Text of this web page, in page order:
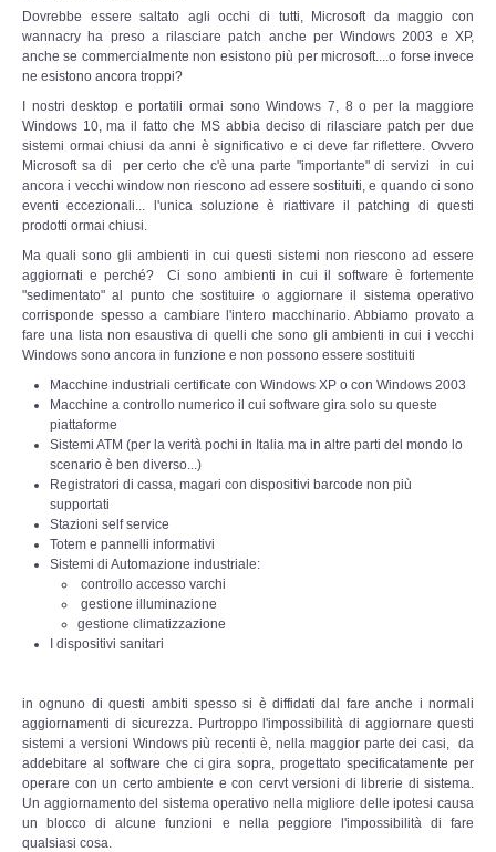
Indagini su computer
Indagini Smartphone,Tablet
Copia/Acquisizione Forense
Bonifiche Digitali
Forensics Readiness
Incident Response
Copia/Acquisizione Forense Web
Indagini persone scomparse
Remote Digital Forensics
Acquisizione Forense remota
Sblocco PIN Smartphone
Recupero dati
Prevenzione Frode
CYBER SECURITY
Security Management
Dovrebbe essere saltato agli occhi di tutti, Microsoft da maggio con
wannacry ha preso a rilasciare patch anche per Windows 2003 e XP,
anche se commercialmente non esistono più per microsoft....o forse invece
ne esistono ancora troppi?
I nostri desktop e portatili ormai sono Windows 7, 8 o per la maggiore
Windows 10, ma il fatto che MS abbia deciso di rilasciare patch per due
sistemi ormai chiusi da anni è significativo e ci deve far riflettere. Ovvero
Microsoft sa di per certo che c'è una parte "importante" di servizi in cui
ancora i vecchi window non riescono ad essere sostituiti, e quando ci sono
eventi eccezionali... l'unica soluzione è riattivare il patching di questi
prodotti ormai chiusi.
Ma quali sono gli ambienti in cui questi sistemi non riescono ad essere
aggiornati e perché? Ci sono ambienti in cui il software è fortemente
"sedimentato" al punto che sostituire o aggiornare il sistema operativo
corrisponde spesso a cambiare l'intero macchinario. Abbiamo provato a
fare una lista non esaustiva di quelli che sono gli ambienti in cui i vecchi
Windows sono ancora in funzione e non possono essere sostituiti
Macchine industriali certificate con Windows XP o con Windows 2003
Macchine a controllo numerico il cui software gira solo su queste
piattaforme
Sistemi ATM (per la verità pochi in Italia ma in altre parti del mondo lo
scenario è ben diverso...)
Registratori di cassa, magari con dispositivi barcode non più
supportati
Stazioni self service
Totem e pannelli informativi
Sistemi di Automazione industriale:
controllo accesso varchi
gestione illuminazione
gestione climatizzazione
I dispositivi sanitari
in ognuno di questi ambiti spesso si è diffidati dal fare anche i normali
aggiornamenti di sicurezza. Purtroppo l'impossibilità di aggiornare questi
sistemi a versioni Windows più recenti è, nella maggior parte dei casi, da
addebitare al software che ci gira sopra, progettato specificatamente per
operare con un certo ambiente e con cervt versioni di librerie di sistema.
Un aggiornamento del sistema operativo nella migliore delle ipotesi causa
un blocco di alcune funzioni e nella peggiore l'impossibilità di fare
qualsiasi cosa.